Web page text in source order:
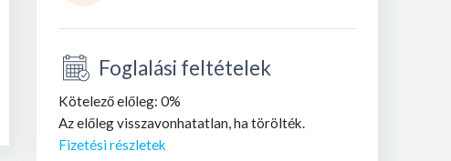
Foglalási feltételek
Kötelező előleg: 0%
Az előleg visszavonhatatlan, ha törölték.
Fizetési részletek